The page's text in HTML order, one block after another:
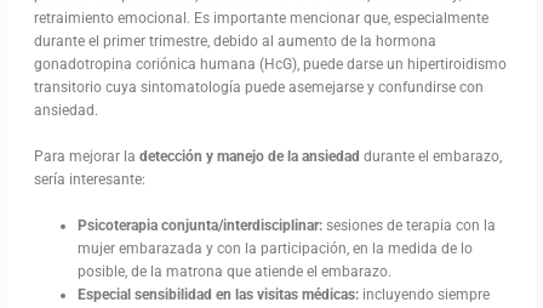
retraimiento emocional. Es importante mencionar que, especialmente
durante el primer trimestre, debido al aumento de la hormona
gonadotropina coriónica humana (HcG), puede darse un hipertiroidismo
transitorio cuya sintomatología puede asemejarse y confundirse con
ansiedad.
Para mejorar ladetección y manejo de la ansiedad durante el embarazo,
sería interesante:
Psicoterapia conjunta/interdisciplinar: sesiones de terapia con la
mujer embarazada y con la participación, en la medida de lo
posible, de la matrona que atiende el embarazo.
Especial sensibilidad en las visitas médicas: incluyendo siempre